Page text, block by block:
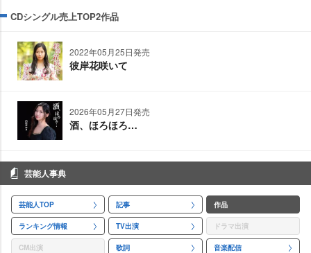
CDシングル売上TOP2作品
2022年05月25日発売
彼岸花咲いて
2026年05月27日発売
酒、ほろほろ…
芸能人事典
芸能人TOP 記事 作品
ランキング情報 TV出演 ドラマ出演
CM出演 歌詞 音楽配信